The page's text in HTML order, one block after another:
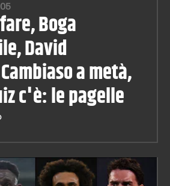
Boga
David
a metà,
c'è: le pagelle